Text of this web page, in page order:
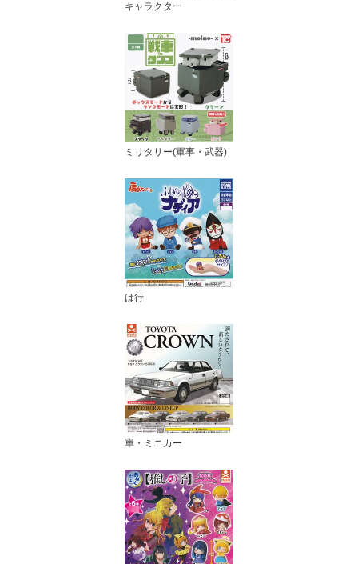
キャラクター
ミリタリー(軍事・武器)
は行
車・ミニカー